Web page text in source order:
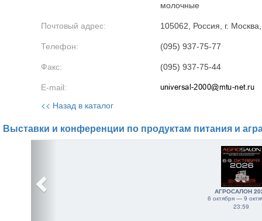
молочные
Почтовый адрес: 105062, Россия, г.
Телефон: (095) 937-75-77
Факс: (095) 937-75-44
E-mail:
<< Назад в каталог
Выставки и конференции по продуктам питания и
АГРОСАЛОН
6 октября — 9
23:59